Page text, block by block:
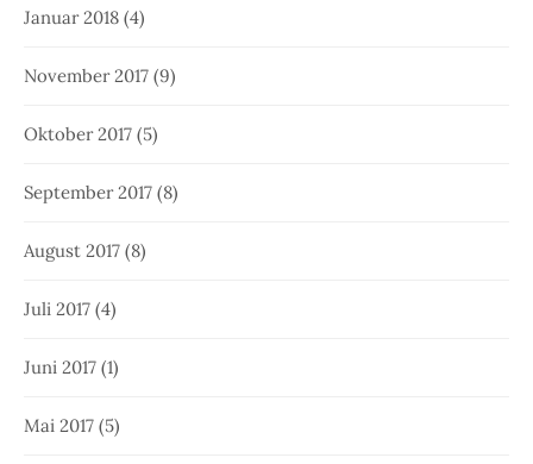
Januar 2018 (4)
November 2017 (9)
Oktober 2017 (5)
September 2017 (8)
August 2017 (8)
Juli 2017 (4)
Juni 2017 (1)
Mai 2017 (5)